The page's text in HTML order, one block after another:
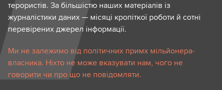
терористів. За більшістю наших матеріалів із
журналістики даних — місяці кропіткої роботи й сотні
перевірених джерел інформації.
Ми не залежимо від політичних примх мільйонера-
власника. Ніхто не може вказувати нам, чого не
говорити чи про що не повідомляти.